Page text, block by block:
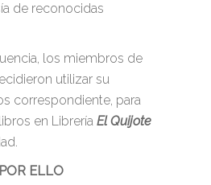
de reconocidas
los miembros de
utilizar su
correspondiente, para
en Librería El Quijote
POR ELLO